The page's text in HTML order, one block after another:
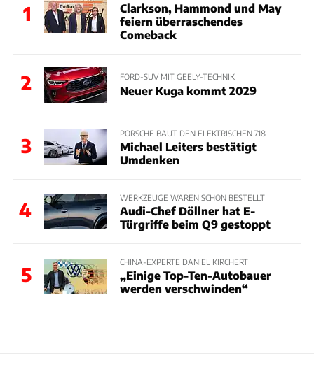
1
Clarkson, Hammond und May
feiern überraschendes
Comeback
2 FORD-SUV MIT GEELY-TECHNIK
Neuer Kuga kommt 2029
3
PORSCHE BAUT DEN ELEKTRISCHEN 718
Michael Leiters bestätigt
Umdenken
4
WERKZEUGE WAREN SCHON BESTELLT
Audi-Chef Döllner hat E-
Türgriffe beim Q9 gestoppt
5
CHINA-EXPERTE DANIEL KIRCHERT
„Einige Top-Ten-Autobauer
werden verschwinden“